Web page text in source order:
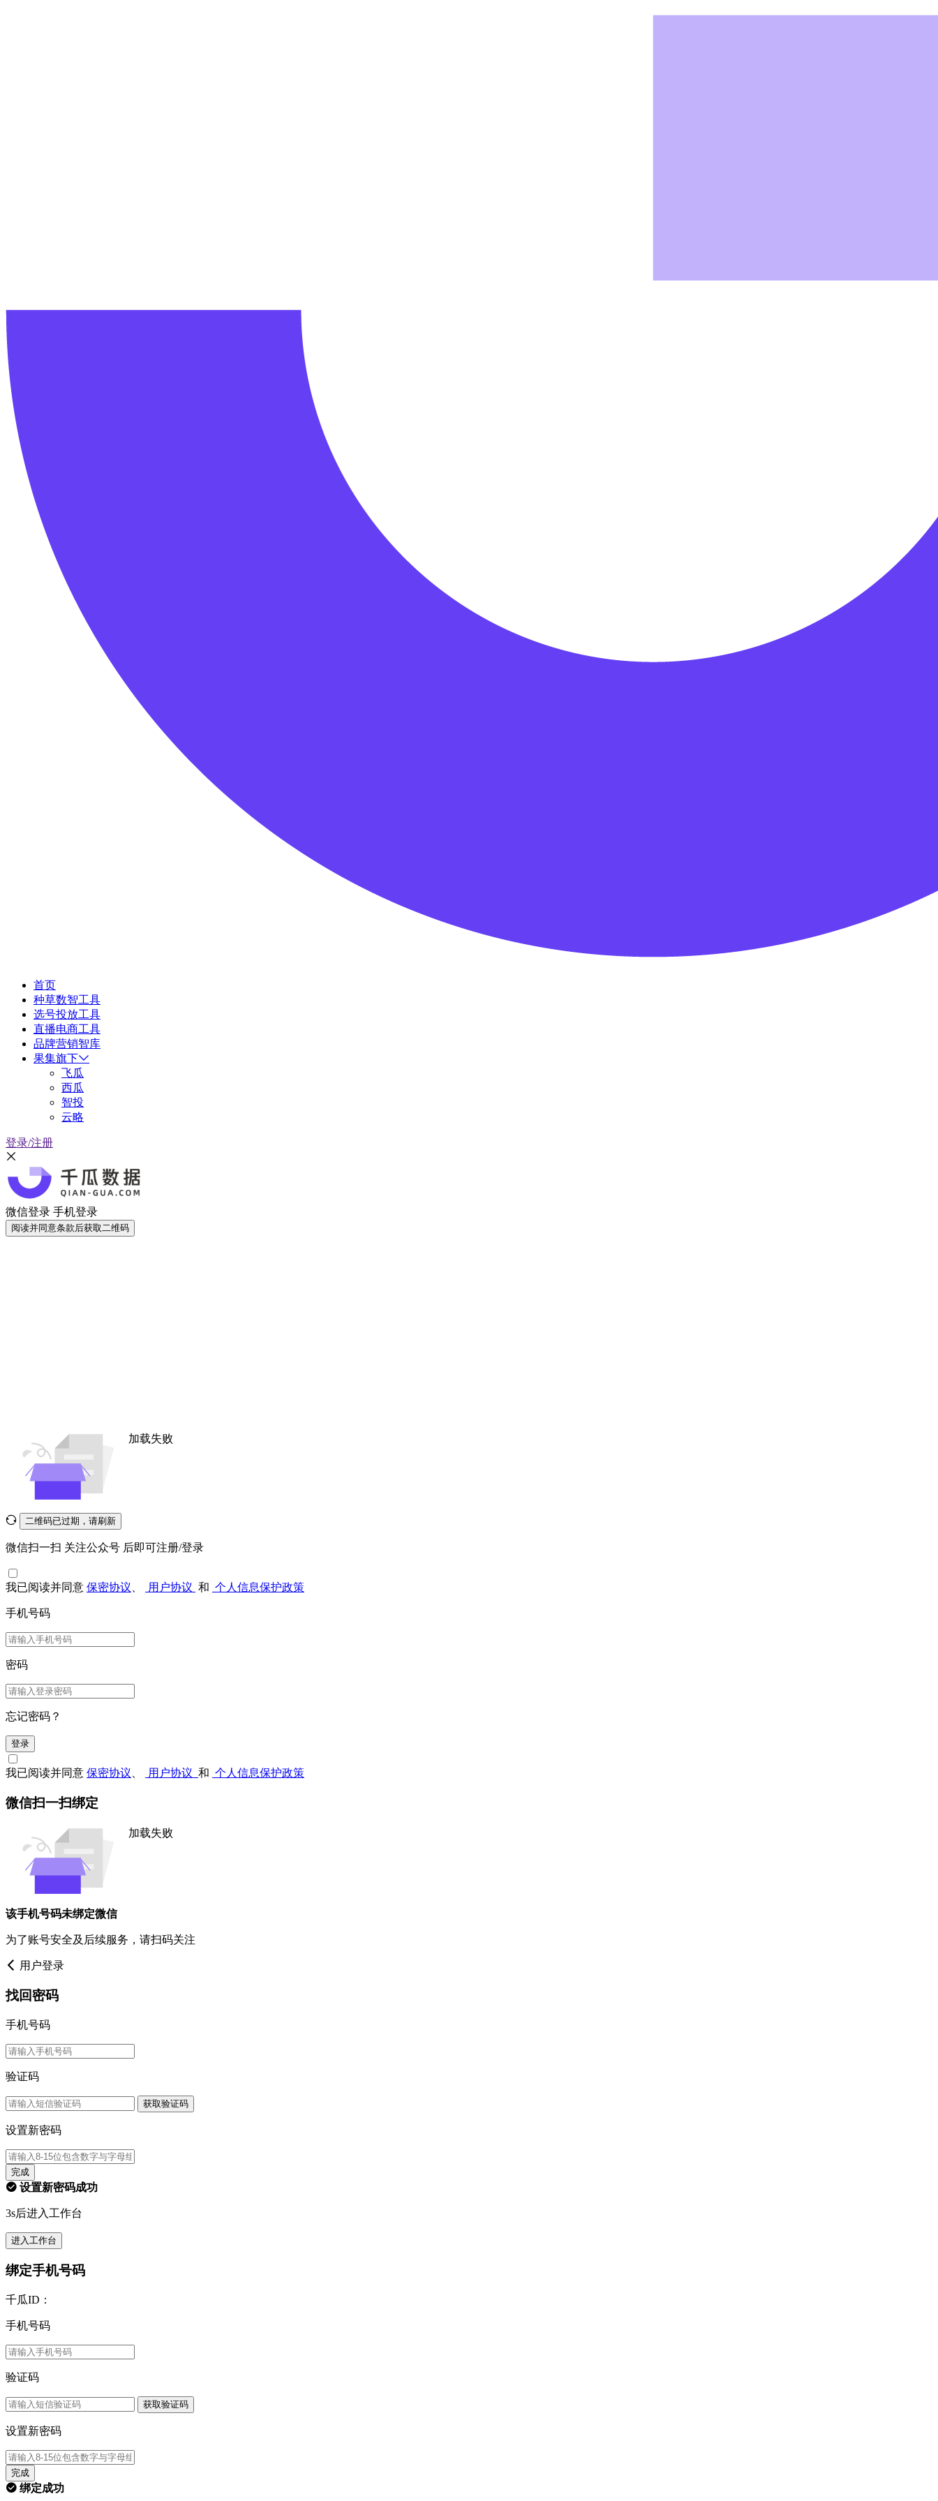
首页
种草数智工具
选号投放工具
直播电商工具
品牌营销智库
果集旗下
飞瓜
西瓜
智投
云略
登录/注册
微信登录 手机登录
阅读并同意条款后获取二维码
加载失败
二维码已过期，请刷新
微信扫一扫 关注公众号 后即可注册/登录
我已阅读并同意 保密协议 用户协议 和 个人信息保护政策
手机号码
密码
忘记密码？
登录
我已阅读并同意 保密协议 用户协议 和 个人信息保护政策
微信扫一扫绑定
加载失败
该手机号码未绑定微信
为了账号安全及后续服务，请扫码关注
用户登录
找回密码
手机号码
验证码
获取验证码
设置新密码
完成
设置新密码成功
3s后进入工作台
进入工作台
绑定手机号码
千瓜ID：
手机号码
验证码
获取验证码
设置新密码
完成
绑定成功